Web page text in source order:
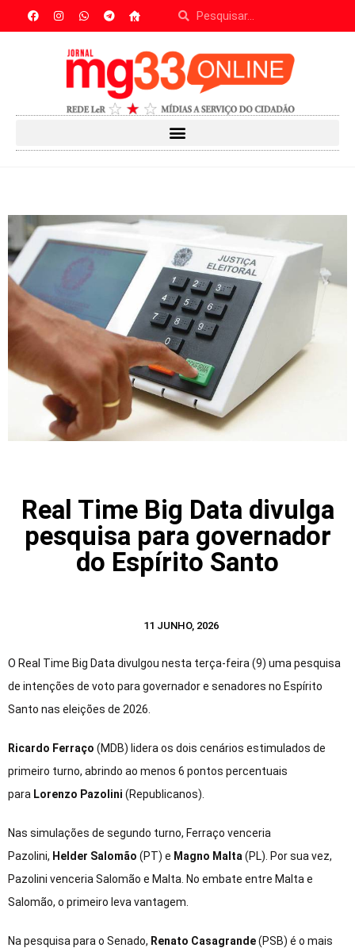
Real Time Big Data divulga
pesquisa para governador
do Espírito Santo
11 JUNHO, 2026
O Real Time Big Data divulgou nesta terça-feira (9) uma pesquisa
de intenções de voto para governador e senadores no Espírito
Santo nas eleições de 2026.
Ricardo Ferraço (MDB) lidera os dois cenários estimulados de
primeiro turno, abrindo ao menos 6 pontos percentuais
para Lorenzo Pazolini (Republicanos).
Nas simulações de segundo turno, Ferraço venceria
Pazolini, Helder Salomão (PT) e Magno Malta (PL). Por sua vez,
Pazolini venceria Salomão e Malta. No embate entre Malta e
Salomão, o primeiro leva vantagem.
Na pesquisa para o Senado, Renato Casagrande(PSB) é o mais